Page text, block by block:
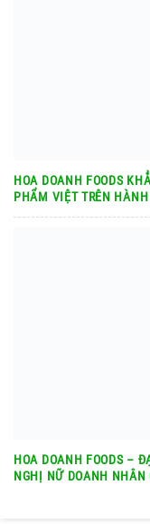
HOA DOANH FOODS
PHẨM VIỆT TRÊN
HOA DOANH FOODS –
NGHỊ NỮ DOANH